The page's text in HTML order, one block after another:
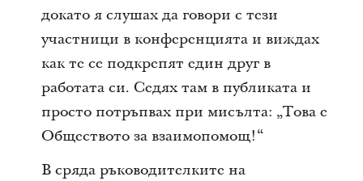
докато я слушах да говори с тези
участници в конференцията и виждах
как те се подкрепят един друг в
работата си. Седях там в публиката и
просто потръпвах при мисълта: „Това е
Обществото за взаимопомощ!“
В сряда ръководителките на